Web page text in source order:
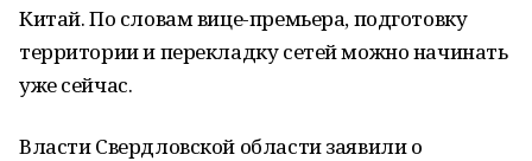
Китай. По словам вице-премьера, подготовку
территории и перекладку сетей можно начинать
уже сейчас.
Власти Свердловской области заявили о